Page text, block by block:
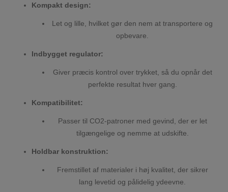
Kompakt design:
Let og lille, hvilket gør den nem at transportere og
opbevare.
Indbygget regulator:
Giver præcis kontrol over trykket, så du opnår det
perfekte resultat hver gang.
Kompatibilitet:
Passer til CO2-patroner med gevind, der er let
tilgængelige og nemme at udskifte.
Holdbar konstruktion:
Fremstillet af materialer i høj kvalitet, der sikrer
lang levetid og pålidelig ydeevne.